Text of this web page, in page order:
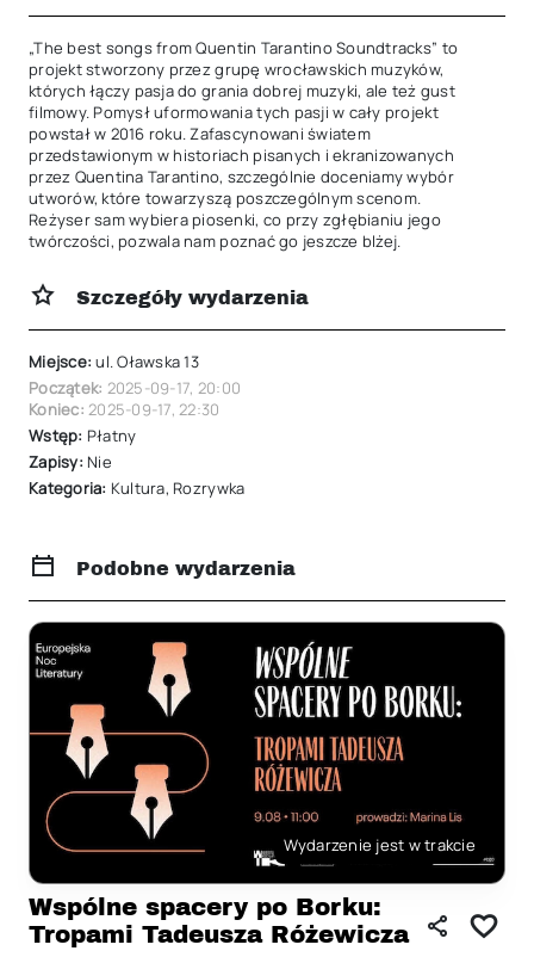
„The best songs from Quentin Tarantino Soundtracks” to
projekt stworzony przez grupę wrocławskich muzyków,
których łączy pasja do grania dobrej muzyki, ale też gust
filmowy. Pomysł uformowania tych pasji w cały projekt
powstał w 2016 roku. Zafascynowani światem
przedstawionym w historiach pisanych i ekranizowanych
przez Quentina Tarantino, szczególnie doceniamy wybór
utworów, które towarzyszą poszczególnym scenom.
Reżyser sam wybiera piosenki, co przy zgłębianiu jego
twórczości, pozwala nam poznać go jeszcze blżej.
Szczegóły wydarzenia
Miejsce:ul. Oławska 13
Początek: 2025-09-17, 20:00
Koniec:2025-09-17,22:30
Wstęp: Płatny
Zapisy: Nie
Kategoria: Kultura, Rozrywka
Podobne wydarzenia
Wydarzenie jest w trakcie
Wspólne spacery po Borku:
Tropami Tadeusza Różewicza